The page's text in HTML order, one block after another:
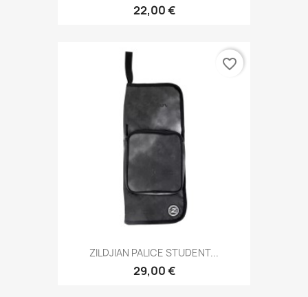
22,00 €
ZILDJIAN PALICE STUDENT...
29,00 €
favorite_border